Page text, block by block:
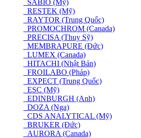
SABIO (Mỹ)
RESTEK (Mỹ)
RAYTOR (Trung Quốc)
PROMOCHROM (Canada)
PRECISA (Thuỵ Sỹ)
MEMBRAPURE (Đức)
LUMEX (Canada)
HITACHI (Nhật Bản)
FROILABO (Pháp)
EXPECT (Trung Quốc)
ESC (Mỹ)
EDINBURGH (Anh)
DOZA (Nga)
CDS ANALYTICAL (Mỹ)
BRUKER (Đức)
AURORA (Canada)